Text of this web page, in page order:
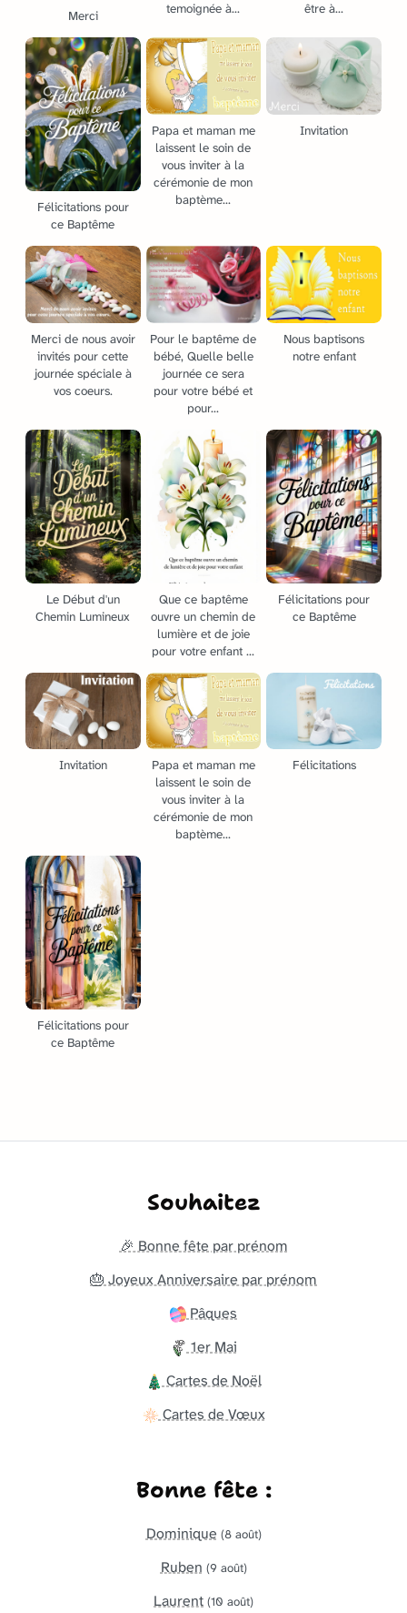
Merci
temoignée à... être à...
Félicitations pour
ce Baptême
Papa et maman me
laissent le soin de
vous inviter à la
cérémonie de mon
baptème...
Invitation
Merci de nous avoir
invités pour cette
journée spéciale à
vos coeurs.
Pour le baptême de
bébé, Quelle belle
journée ce sera
pour votre bébé et
pour...
Nous baptisons
notre enfant
Le Début d'un
Chemin Lumineux
Que ce baptême
ouvre un chemin de
lumière et de joie
pour votre enfant ...
Félicitations pour
ce Baptême
Invitation
Papa et maman me
laissent le soin de
vous inviter à la
cérémonie de mon
baptème...
Félicitations
Félicitations pour
ce Baptême
Souhaitez
🎉 Bonne fête par prénom
🎂 Joyeux Anniversaire par prénom
Pâques
1er Mai
Cartes de Noël
Cartes de Vœux
Bonne fête :
Dominique (8 août)
Ruben (9 août)
Laurent (10 août)